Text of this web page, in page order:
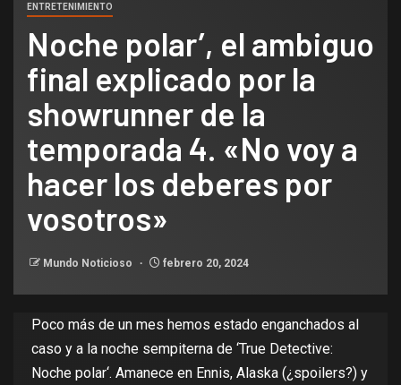
ENTRETENIMIENTO
Noche polar’, el ambiguo
final explicado por la
showrunner de la
temporada 4. «No voy a
hacer los deberes por
vosotros»
Mundo Noticioso febrero 20, 2024
Poco más de un mes hemos estado enganchados al
caso y a la noche sempiterna de ‘True Detective:
Noche polar‘. Amanece en Ennis, Alaska (¿spoilers?) y